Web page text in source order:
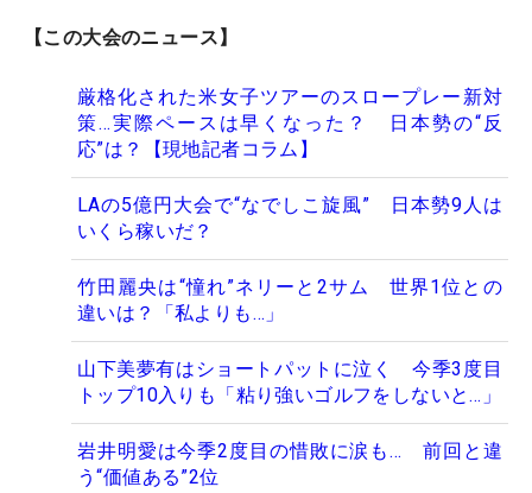
【この大会のニュース】
厳格化された米女子ツアーのスロープレー新対
策…実際ペースは早くなった？ 日本勢の“反
応”は？【現地記者コラム】
LAの5億円大会で“なでしこ旋風” 日本勢9人は
いくら稼いだ？
竹田麗央は“憧れ”ネリーと2サム 世界1位との
違いは？「私よりも…」
山下美夢有はショートパットに泣く 今季3度目
トップ10入りも「粘り強いゴルフをしないと…」
岩井明愛は今季2度目の惜敗に涙も… 前回と違
う“価値ある”2位